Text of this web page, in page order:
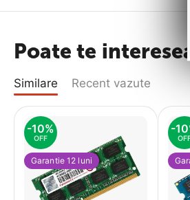
Poate te
Similare Recent vazute
-10%
OFF
Garantie 12 luni
-